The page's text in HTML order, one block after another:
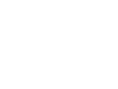
nối. Giắc co inox 201 với